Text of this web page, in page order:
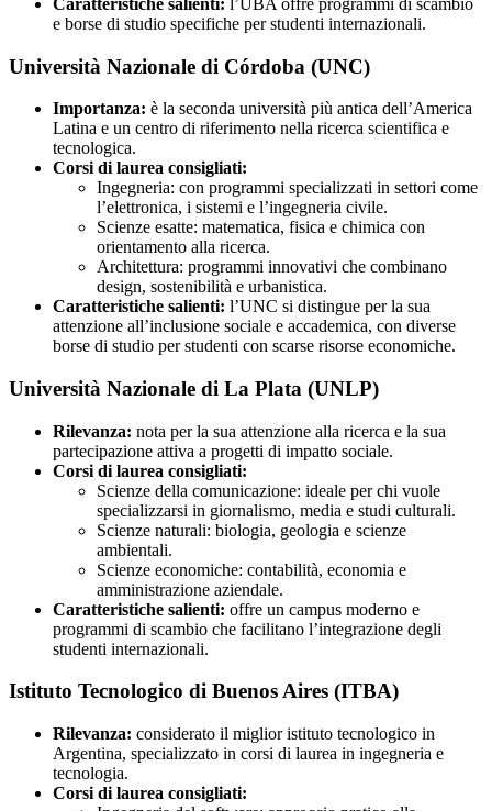
e borse di studio specifiche per studenti internazionali.
Università Nazionale di Córdoba (UNC)
Importanza: è la seconda università più antica dell’America
Latina e un centro di riferimento nella ricerca scientifica e
tecnologica.
Corsi di laurea consigliati:
Ingegneria: con programmi specializzati in settori come
l’elettronica, i sistemi e l’ingegneria civile.
Scienze esatte: matematica, fisica e chimica con
orientamento alla ricerca.
Architettura: programmi innovativi che combinano
design, sostenibilità e urbanistica.
Caratteristiche salienti: l’UNC si distingue per la sua
attenzione all’inclusione sociale e accademica, con diverse
borse di studio per studenti con scarse risorse economiche.
Università Nazionale di La Plata (UNLP)
Rilevanza: nota per la sua attenzione alla ricerca e la sua
partecipazione attiva a progetti di impatto sociale.
Corsi di laurea consigliati:
Scienze della comunicazione: ideale per chi vuole
specializzarsi in giornalismo, media e studi culturali.
Scienze naturali: biologia, geologia e scienze
ambientali.
Scienze economiche: contabilità, economia e
amministrazione aziendale.
Caratteristiche salienti: offre un campus moderno e
programmi di scambio che facilitano l’integrazione degli
studenti internazionali.
Istituto Tecnologico di Buenos Aires (ITBA)
Rilevanza: considerato il miglior istituto tecnologico in
Argentina, specializzato in corsi di laurea in ingegneria e
tecnologia.
Corsi di laurea consigliati: